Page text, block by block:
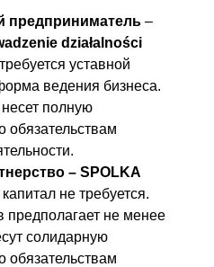
предприниматель –
działalności
уставной
ведения бизнеса.
полную
обязательствам
– SPOLKA
не требуется.
предполагает не менее
солидарную
обязательствам